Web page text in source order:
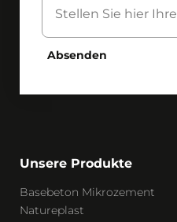
Absenden
Unsere Produkte
Basebeton Mikrozement
Natureplast